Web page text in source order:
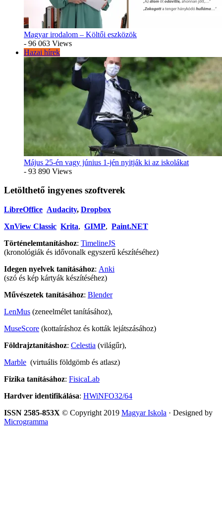
Magyar irodalom – Költői eszközök
- 96 063 Views
Hazai hírek
Május 25-én vagy június 1-jén nyitják ki az iskolákat
- 93 890 Views
Letölthető ingyenes szoftverek
LibreOffice Audacity, Dropbox
XnView Classic Krita, GIMP, Paint.NET
Történelemtanításhoz: TimelineJS
(kronológiák és idővonalk egyszerű készítéséhez)
Idegen nyelvek tanításához: Anki
(szó és kép kártyák készítéséhez)
Művészetek tanításához: Blender
LenMus (zeneelmélet tanításához),
MuseScore (kottaíráshoz és kották lejátszásához)
Földrajztanításhoz: Celestia (világűr),
Marble (virtuális földgömb és atlasz)
Fizika tanításához: FisicaLab
Hardver identifikálása: HWiNFO32/64
ISSN 2585-853X © Copyright 2019 Magyar Iskola · Designed by
Microgramma